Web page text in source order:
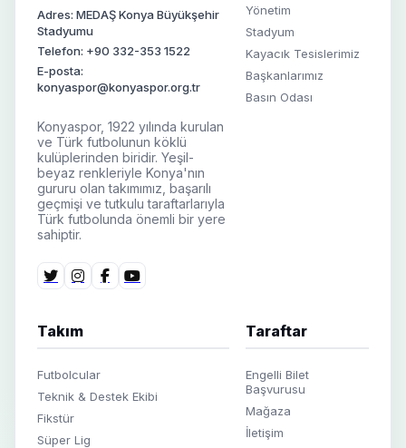
Adres: MEDAŞ Konya Büyükşehir
Stadyumu
Telefon: +90 332-353 1522
E-posta:
konyaspor@konyaspor.org.tr
Konyaspor, 1922 yılında kurulan
ve Türk futbolunun köklü
kulüplerinden biridir. Yeşil-
beyaz renkleriyle Konya'nın
gururu olan takımımız, başarılı
geçmişi ve tutkulu taraftarlarıyla
Türk futbolunda önemli bir yere
sahiptir.
Yönetim
Stadyum
Kayacık Tesislerimiz
Başkanlarımız
Basın Odası
Takım
Futbolcular
Teknik & Destek Ekibi
Fikstür
Süper Lig
Taraftar
Engelli Bilet
Başvurusu
Mağaza
İletişim